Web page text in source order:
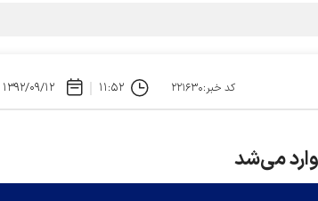
کد خبر:۲۲۱۶۳۰ ۱۱:۵۲ ۱۳۹۲/۰۹/۱۲
می‌شد